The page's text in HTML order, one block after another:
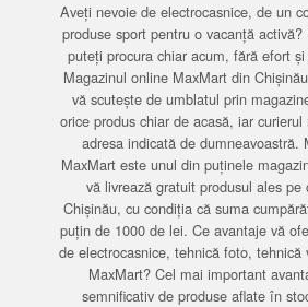
Aveți nevoie de electrocasnice, de un
produse sport pentru o vacanță
puteți procura chiar acum, fără efort
Magazinul online MaxMart din
vă scutește de umblatul prin
orice produs chiar de acasă, iar
adresa indicată de dumneavoastră.
MaxMart este unul din puținele
vă livrează gratuit produsul ales pe
Chișinău, cu condiția că suma
puțin de 1000 de lei. Ce avantaje vă
de electrocasnice, tehnică foto, tehnică
MaxMart? Cel mai important
semnificativ de produse aflate în